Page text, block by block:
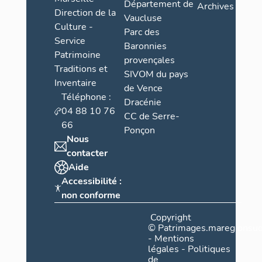
Direction de la
Culture -
Service
Patrimoine
Traditions et
Inventaire
Téléphone :
04 88 10 76
66
Nous
contacter
Aide
Accessibilité :
non conforme
Département de
Vaucluse
Parc des
Baronnies
provençales
SIVOM du pays
de Vence
Dracénie
CC de Serre-
Ponçon
Archives
Copyright
©
- Mentions
légales - Politiques